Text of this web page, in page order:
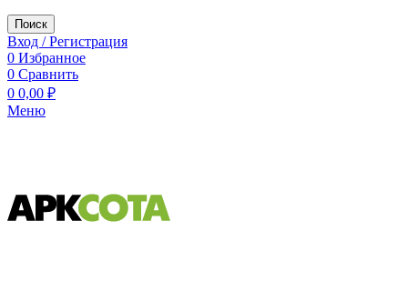
Поиск
Вход / Регистрация
0 Избранное
0 Сравнить
0 0,00 ₽
Меню